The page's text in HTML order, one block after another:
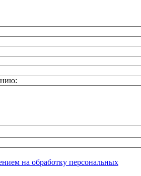
на обработку персональных